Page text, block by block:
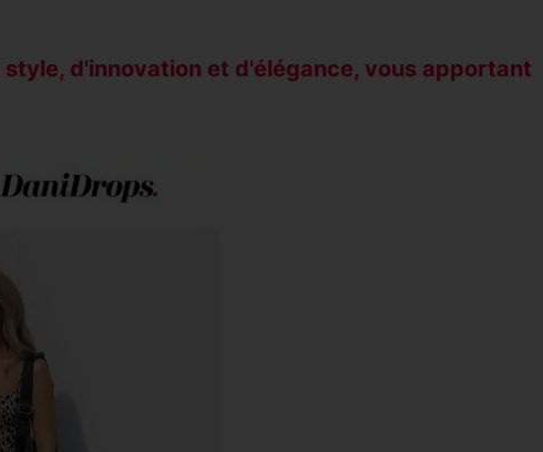
d'innovation et d'élégance, vous apportant